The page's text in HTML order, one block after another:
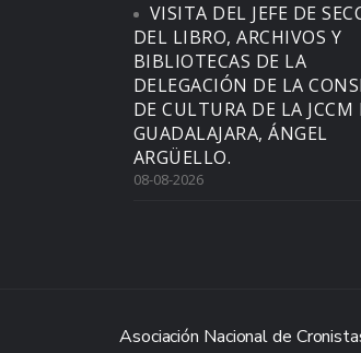
VISITA DEL JEFE DE
DEL LIBRO, ARCHIVOS Y
BIBLIOTECAS DE LA
DELEGACIÓN DE LA
DE CULTURA DE LA JCCM
GUADALAJARA, ÁNGEL
ARGÜELLO.
08-08-2026
Asociación Nacional de